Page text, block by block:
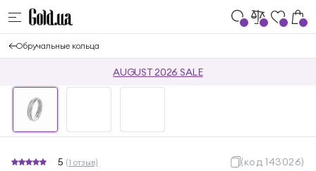
Обручальные кольца
AUGUST 2026 SALE
5 (1 отзыв) (код 143026)